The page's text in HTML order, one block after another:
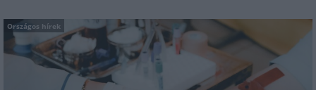
Országos hírek